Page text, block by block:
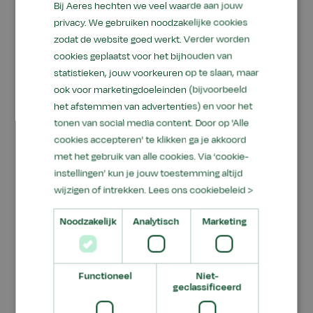
van onderwijsprofessionals die hun visie geven
op duurzaam produceren, anders leren, een
groenere leefomgeving, en meer vertellen over
de grootste uitdaging voor onze organisatie.
Klik hier om het geïntegreerde
jaardocument 2020 (incl. jaarrekening) te
downloaden.
Klik hier voor de vooruitblik naar 2021.
Jaardocument 2019
Downloads
Hieronder vindt u de link naar het jaardocument
Bij Aeres hechten we veel waarde aan jouw
privacy. We gebruiken noodzakelijke cookies
zodat de website goed werkt. Verder worden
cookies geplaatst voor het bijhouden van
statistieken, jouw voorkeuren op te slaan, maar
ook voor marketingdoeleinden (bijvoorbeeld
het afstemmen van advertenties) en voor het
tonen van social media content. Door op 'Alle
cookies accepteren' te klikken ga je akkoord
met het gebruik van alle cookies. Via ‘cookie-
instellingen’ kun je jouw toestemming altijd
wijzigen of intrekken. Lees ons cookiebeleid >
Noodzakelijk Analytisch Marketing
Functioneel
Niet-
geclassificeerd